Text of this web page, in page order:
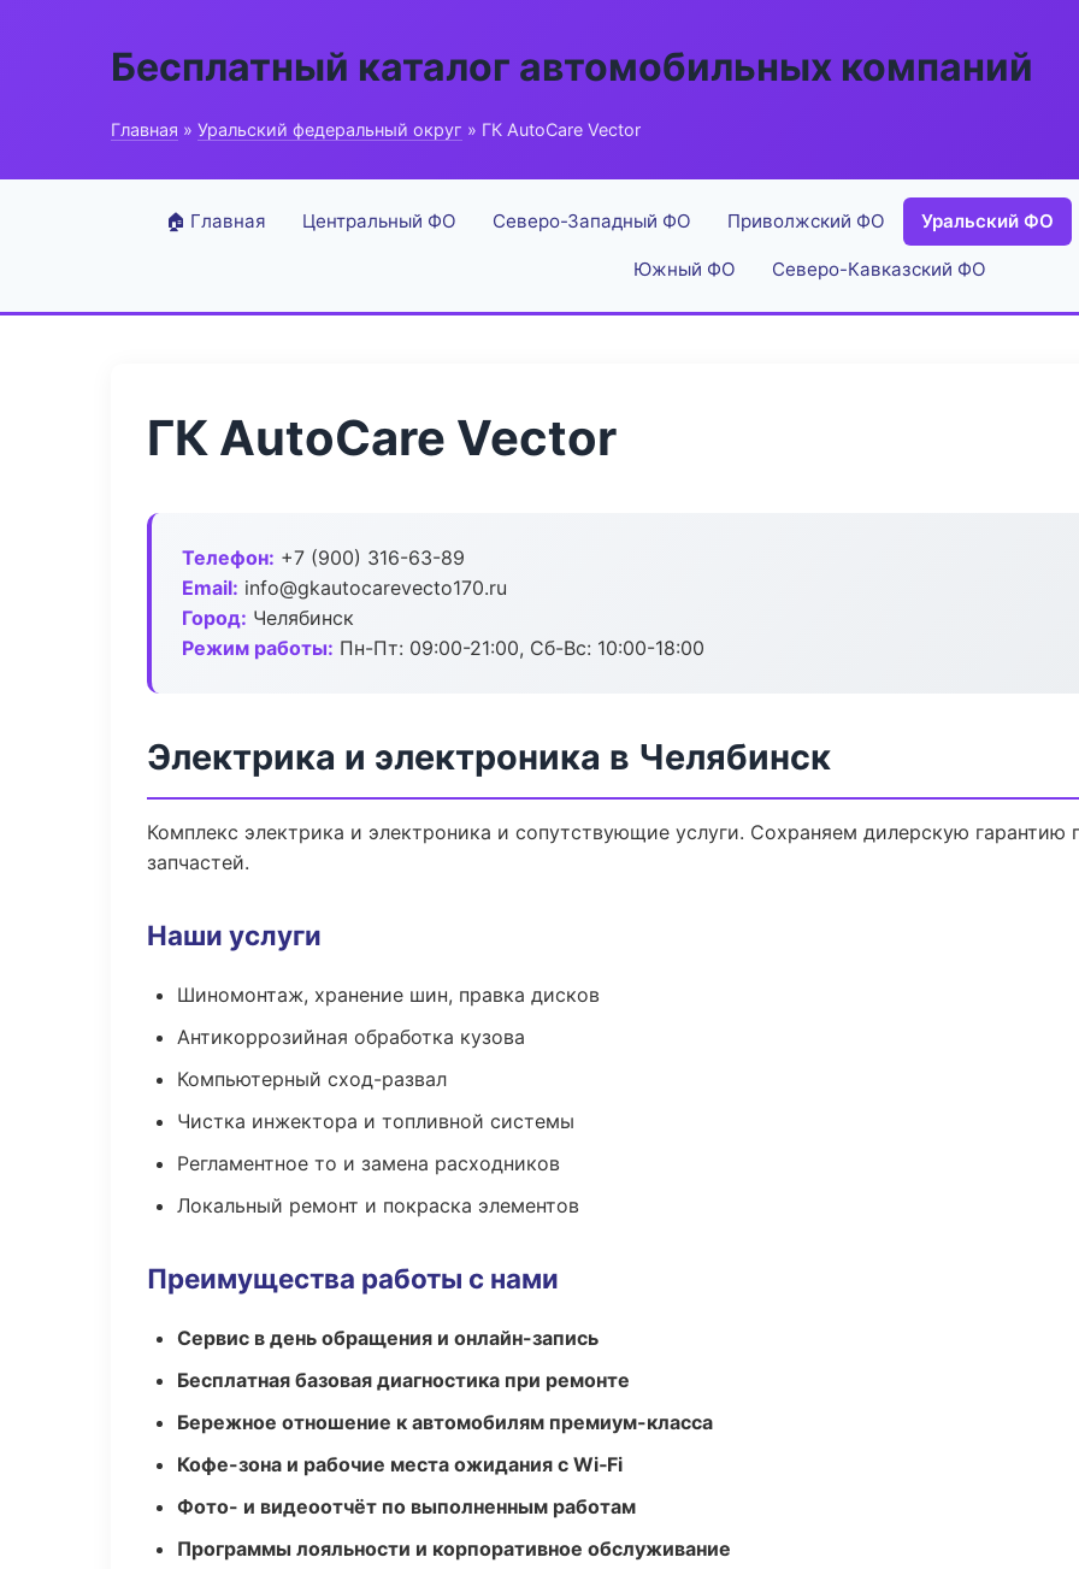
Бесплатный каталог автомобильных компаний
Главная » Уральский федеральный округ » ГК AutoCare Vector
🏠 Главная Центральный ФО Северо-Западный ФО Приволжский ФО Уральский ФО
Южный ФО Северо-Кавказский ФО
ГК AutoCare Vector
Телефон: +7 (900) 316-63-89
Email: info@gkautocarevecto170.ru
Город: Челябинск
Режим работы: Пн-Пт: 09:00-21:00, Сб-Вс: 10:00-18:00
Электрика и электроника в Челябинск
Комплекс электрика и электроника и сопутствующие услуги. Сохраняем дилерскую
запчастей.
Наши услуги
Шиномонтаж, хранение шин, правка дисков
Антикоррозийная обработка кузова
Компьютерный сход-развал
Чистка инжектора и топливной системы
Регламентное то и замена расходников
Локальный ремонт и покраска элементов
Преимущества работы с нами
Сервис в день обращения и онлайн-запись
Бесплатная базовая диагностика при ремонте
Бережное отношение к автомобилям премиум-класса
Кофе-зона и рабочие места ожидания с Wi‑Fi
Фото- и видеоотчёт по выполненным работам
Программы лояльности и корпоративное обслуживание